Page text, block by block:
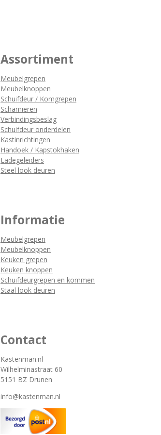
Assortiment
Meubelgrepen
Meubelknoppen
Schuifdeur / Komgrepen
Scharnieren
Verbindingsbeslag
Schuifdeur onderdelen
Kastinrichtingen
Handoek / Kapstokhaken
Ladegeleiders
Steel look deuren
Informatie
Meubelgrepen
Meubelknoppen
Keuken grepen
Keuken knoppen
Schuifdeurgrepen en kommen
Staal look deuren
Contact
Kastenman.nl
Wilhelminastraat 60
5151 BZ Drunen
info@kastenman.nl